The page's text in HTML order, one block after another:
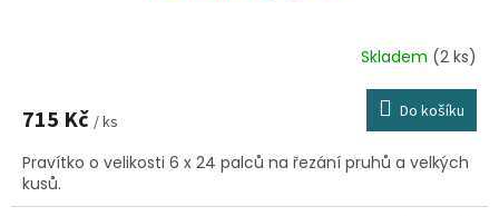
Skladem (2 ks)
715 Kč / ks Do košíku
Pravítko o velikosti 6 x 24 palců na řezání pruhů a velkých
kusů.